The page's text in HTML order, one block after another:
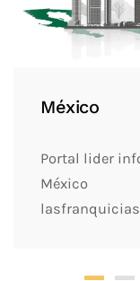
México
Portal lider
México